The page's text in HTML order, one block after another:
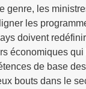
genre, les
les
doivent
économiques
de base
bouts dans le